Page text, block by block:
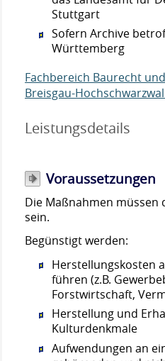
Stuttgart
Sofern Archive
Württemberg
Fachbereich Baurecht
Breisgau-
Leistungsdetails
Voraussetzungen
Die Maßnahmen
sein.
Begünstigt werden:
Herstellungskosten
führen (z.B.
Forstwirtschaft,
Herstellung und
Kulturdenkmale
Aufwendungen an